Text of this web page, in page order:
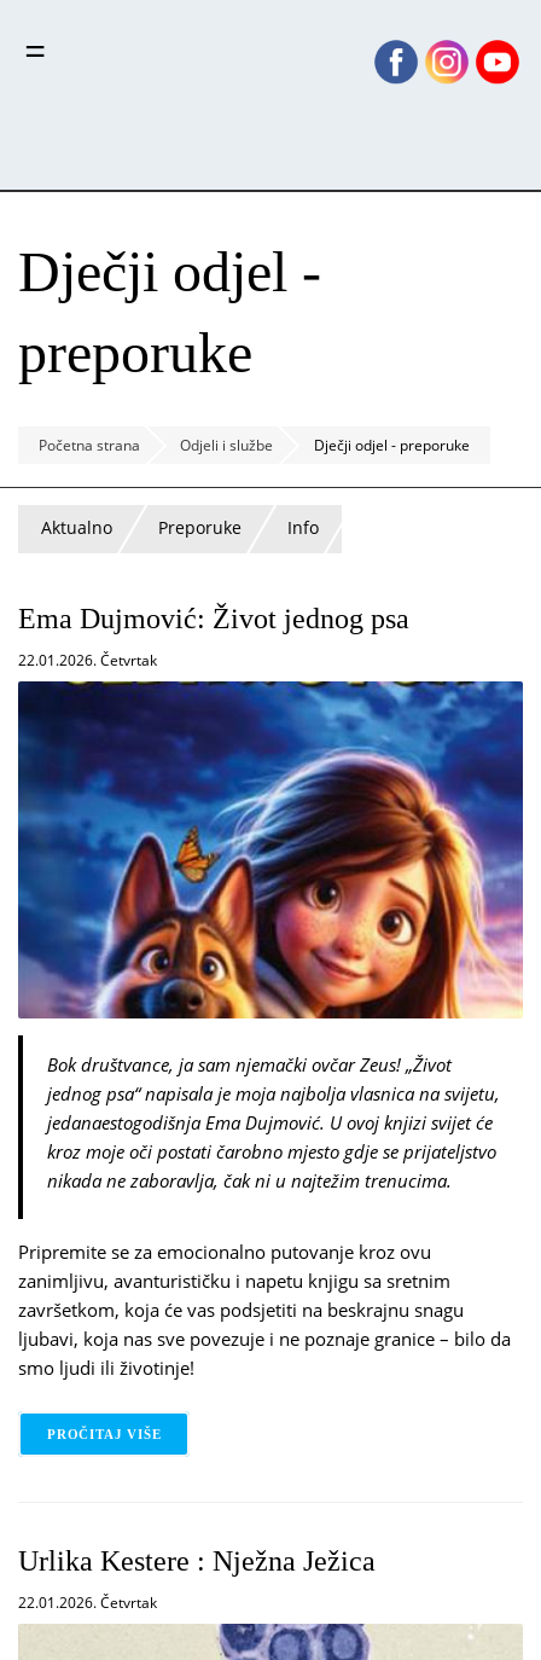
Dječji odjel -
preporuke
Početna strana Odjeli i službe Dječji odjel - preporuke
Aktualno Preporuke Info
Ema Dujmović: Život jednog psa
22.01.2026. Četvrtak
Bok društvance, ja sam njemački ovčar Zeus! „Život
jednog psa“ napisala je moja najbolja vlasnica na svijetu,
jedanaestogodišnja Ema Dujmović. U ovoj knjizi svijet će
kroz moje oči postati čarobno mjesto gdje se prijateljstvo
nikada ne zaboravlja, čak ni u najtežim trenucima.
Pripremite se za emocionalno putovanje kroz ovu
zanimljivu, avanturističku i napetu knjigu sa sretnim
završetkom, koja će vas podsjetiti na beskrajnu snagu
ljubavi, koja nas sve povezuje i ne poznaje granice – bilo da
smo ljudi ili životinje!
PROČITAJ VIŠE
Urlika Kestere : Nježna Ježica
22.01.2026. Četvrtak